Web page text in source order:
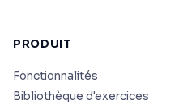
PRODUIT
Fonctionnalités
Bibliothèque d'exercices